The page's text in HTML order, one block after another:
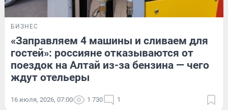
БИЗНЕС
«Заправляем 4 машины и сливаем для
гостей»: россияне отказываются от
поездок на Алтай из-за бензина — чего
ждут отельеры
16 июля, 2026, 07:00 1 730 1